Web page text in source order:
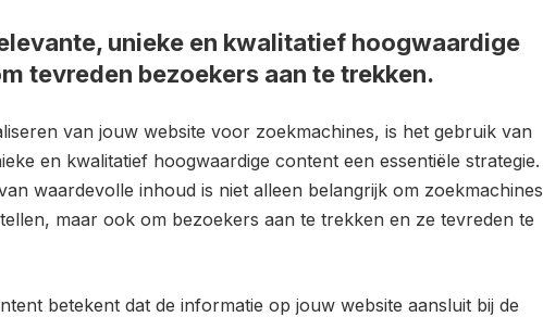
unieke en kwalitatief hoogwaardige
tevreden bezoekers aan te trekken.
van jouw website voor zoekmachines, is het gebruik van
en kwalitatief hoogwaardige content een essentiële strategie.
waardevolle inhoud is niet alleen belangrijk om zoekmachines
maar ook om bezoekers aan te trekken en ze tevreden te
betekent dat de informatie op jouw website aansluit bij de